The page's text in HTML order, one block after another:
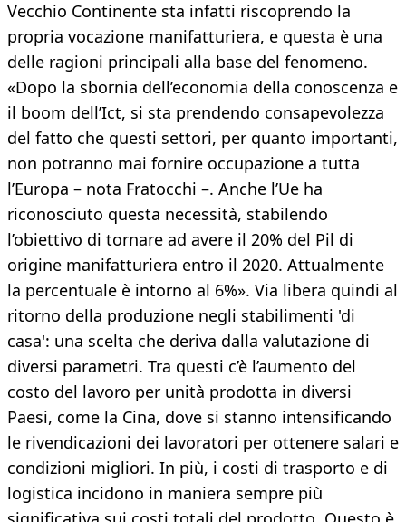
Vecchio Continente sta infatti riscoprendo la
propria vocazione manifatturiera, e questa è una
delle ragioni principali alla base del fenomeno.
«Dopo la sbornia dell’economia della conoscenza e
il boom dell’Ict, si sta prendendo consapevolezza
del fatto che questi settori, per quanto importanti,
non potranno mai fornire occupazione a tutta
l’Europa – nota Fratocchi –. Anche l’Ue ha
riconosciuto questa necessità, stabilendo
l’obiettivo di tornare ad avere il 20% del Pil di
origine manifatturiera entro il 2020. Attualmente
la percentuale è intorno al 6%». Via libera quindi al
ritorno della produzione negli stabilimenti 'di
casa': una scelta che deriva dalla valutazione di
diversi parametri. Tra questi c’è l’aumento del
costo del lavoro per unità prodotta in diversi
Paesi, come la Cina, dove si stanno intensificando
le rivendicazioni dei lavoratori per ottenere salari e
condizioni migliori. In più, i costi di trasporto e di
logistica incidono in maniera sempre più